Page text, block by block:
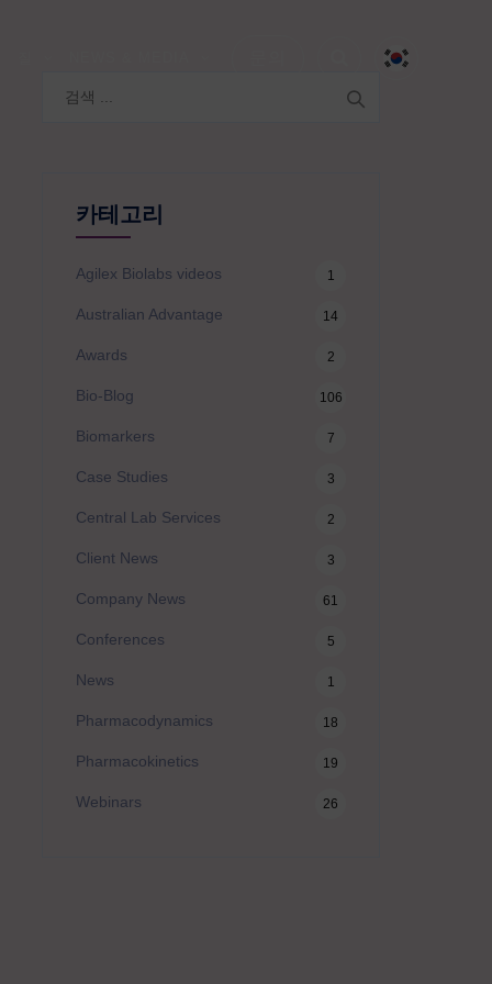
카테고리
Agilex Biolabs videos 1
Australian Advantage 14
Awards 2
Bio-Blog 106
Biomarkers 7
Case Studies 3
Central Lab Services 2
Client News 3
Company News 61
Conferences 5
News 1
Pharmacodynamics 18
Pharmacokinetics 19
Webinars 26